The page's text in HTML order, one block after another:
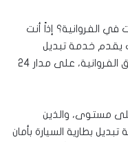
الفروانية؟ إذاً أنت
يقدم خدمة تبديل
بطاريات سيارات متميزة في جميع مناطق الفروانية، على مدار 24
مستوى، والذين
بطارية السيارة بأمان